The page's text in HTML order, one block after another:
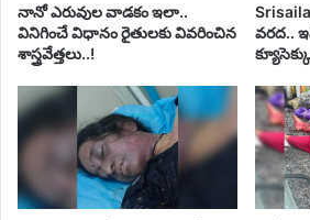
నానో ఎరువుల వాడకం ఇలా..
వినిగించే విధానం రైతులకు వివరించిన
శాస్త్రవేత్తలు..!
వరద..